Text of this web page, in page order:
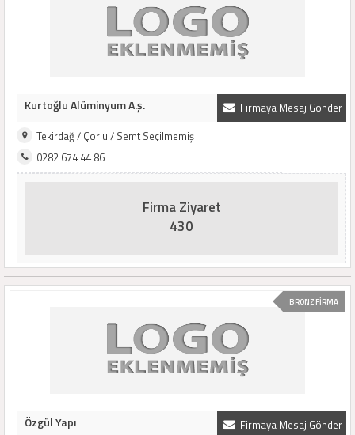
Firmaya Mesaj Gönder
Kurtoğlu Alüminyum A.ş.
Tekirdağ / Çorlu / Semt Seçilmemiş
0282 674 44 86
Firma Ziyaret
430
BRONZ FİRMA
Firmaya Mesaj Gönder
Özgül Yapı